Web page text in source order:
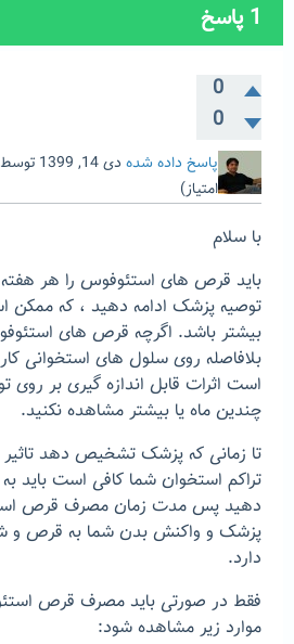
1پاسخ
0
0
پاسخ داده شده دی 14, 1399 توسط
امتیاز)
با سلام
توصیه پزشک ادامه دهید ، که ممکن
بلافاصله روی سلول های استخوانی
است اثرات قابل اندازه گیری بر روی
چندین ماه یا بیشتر مشاهده نکنید.
تا زمانی که پزشک تشخیص دهد
تراکم استخوان شما کافی است باید
دهید پس مدت زمان مصرف قرص
پزشک و واکنش بدن شما به قرص و
دارد.
فقط در صورتی باید مصرف قرص
موارد زیر مشاهده شود: